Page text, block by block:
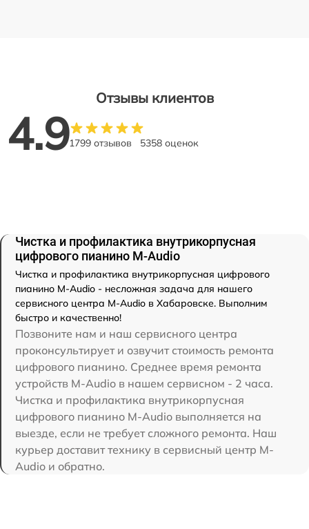
Отзывы клиентов
4.91799 отзывов 5358 оценок
Чистка и профилактика внутрикорпусная
цифрового пианино M-Audio
Чистка и профилактика внутрикорпусная цифрового
пианино M-Audio - несложная задача для нашего
сервисного центра M-Audio в Хабаровске. Выполним
быстро и качественно!
Позвоните нам и наш сервисного центра
проконсультирует и озвучит стоимость ремонта
цифрового пианино. Среднее время ремонта
устройств M-Audio в нашем сервисном - 2 часа.
Чистка и профилактика внутрикорпусная
цифрового пианино M-Audio выполняется на
выезде, если не требует сложного ремонта. Наш
курьер доставит технику в сервисный центр M-
Audio и обратно.